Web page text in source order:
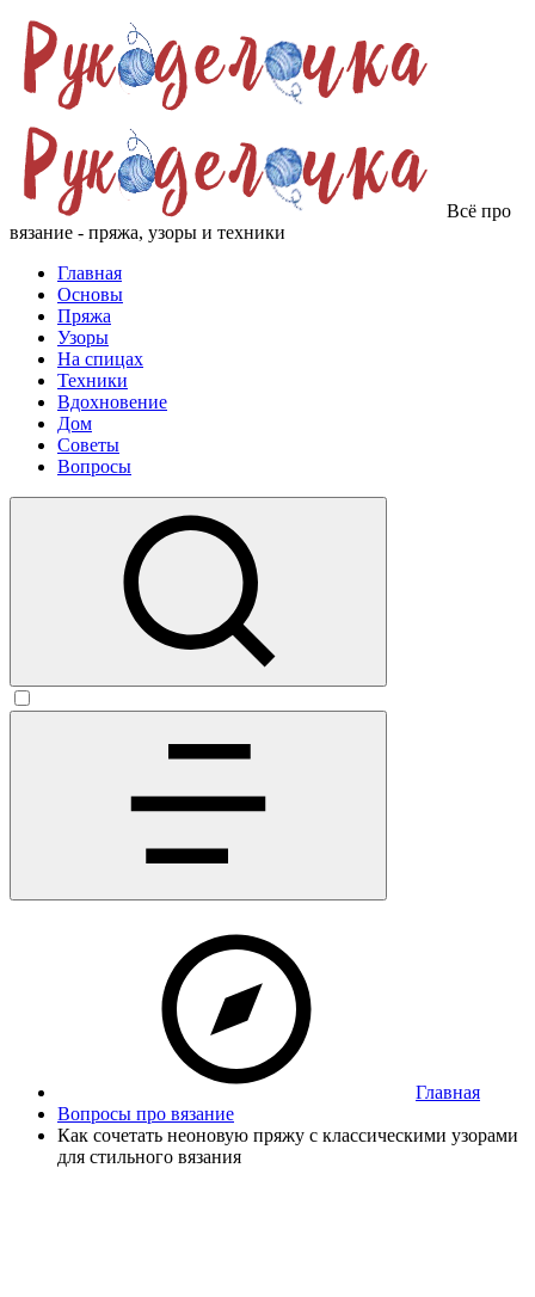
Всё про
вязание - пряжа, узоры и техники
Главная
Основы
Пряжа
Узоры
На спицах
Техники
Вдохновение
Дом
Советы
Вопросы
Главная
Вопросы про вязание
Как сочетать неоновую пряжу с классическими узорами
для стильного вязания